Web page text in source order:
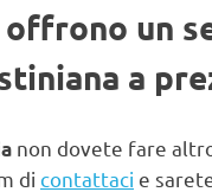
offrono un
a
non dovete fare
di contattaci e